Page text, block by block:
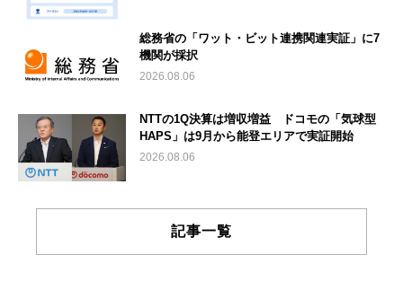
総務省の「ワット・ビット連携関連実証」に7
機関が採択
2026.08.06
NTTの1Q決算は増収増益 ドコモの「気球型
HAPS」は9月から能登エリアで実証開始
2026.08.06
記事一覧